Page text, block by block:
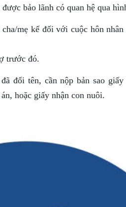
bảo lãnh có quan hệ qua
mẹ kế đối với cuộc hôn
trước đó.
đổi tên, cần nộp bản sao
hoặc giấy nhận con nuôi.